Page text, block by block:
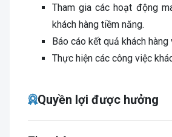
Tham gia các hoạt động
khách hàng tiềm năng.
Báo cáo kết quả khách
Thực hiện các công việc
Quyền lợi được hưởng